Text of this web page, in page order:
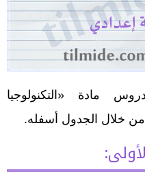
مادة «التكنولوجيا
من خلال الجدول أسفله.